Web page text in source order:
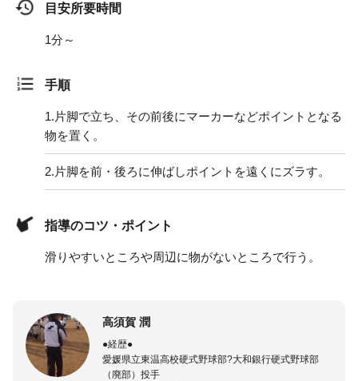
目安所要時間
1分～
手順
1. 片脚で立ち、その前後にマーカーなどポイントとなる
物を置く。
2. 片脚を前・後ろに伸ばしポイントを遠くにズラす。
指導のコツ・ポイント
滑りやすいところや周辺に物がないところで行う。
高須賀 潤
●経歴●
愛媛県立東温高校硬式野球部?大和銀行硬式野球部
（廃部）投手